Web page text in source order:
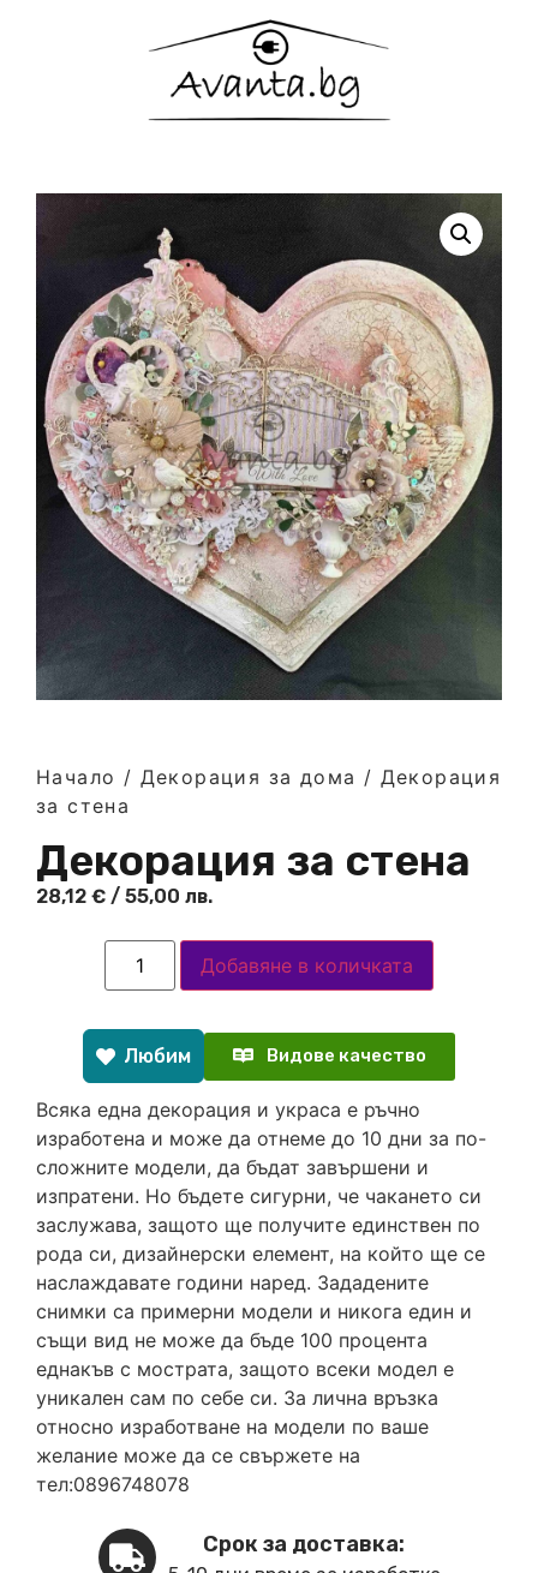
Начало / Декорация за дома / Декорация
за стена
Декорация за стена
28,12 € / 55,00 лв.
Добавяне в количката
Любим Видове качество
Всяка една декорация и украса е ръчно
изработена и може да отнеме до 10 дни за по-
сложните модели, да бъдат завършени и
изпратени. Но бъдете сигурни, че чакането си
заслужава, защото ще получите единствен по
рода си, дизайнерски елемент, на който ще се
наслаждавате години наред. Зададените
снимки са примерни модели и никога един и
същи вид не може да бъде 100 процента
еднакъв с мострата, защото всеки модел е
уникален сам по себе си. За лична връзка
относно изработване на модели по ваше
желание може да се свържете на
тел:0896748078
Срок за доставка: